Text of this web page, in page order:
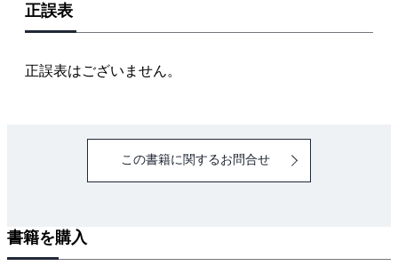
（２）人体が接触した場合に生じる電圧
「法規」絶縁耐力試験の計算
３．絶縁耐力試験
（１）絶縁耐力試験の概要
（２）使用電圧（公称電圧）と最大使用電圧
②最大使用電圧
（３）試験電圧と試験時間
正誤表
正誤表はございません。
この書籍に関するお問合せ
書籍を購入